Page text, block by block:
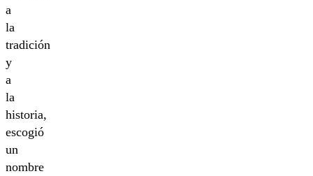
a
la
tradición
y
a
la
historia,
escogió
un
nombre